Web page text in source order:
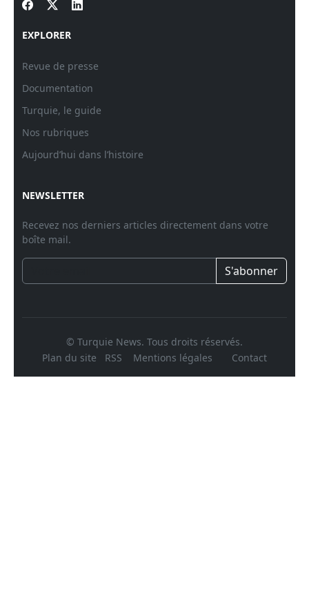
EXPLORER
Revue de presse
Documentation
Turquie, le guide
Nos rubriques
Aujourd’hui dans l’histoire
NEWSLETTER
Recevez nos derniers articles directement dans votre
boîte mail.
S'abonner
© Turquie News. Tous droits réservés.
Plan du site
RSS Mentions légales Contact